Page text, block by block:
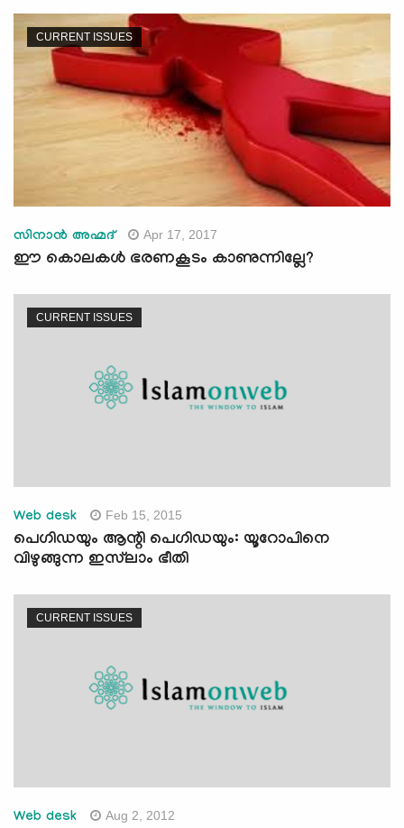
CURRENT ISSUES
സിനാന്‍ അഹ്മദ് Apr 17, 2017
ഈ കൊലകള്‍ ഭരണകൂടം കാണുന്നില്ലേ?
CURRENT ISSUES
Web desk Feb 15, 2015
പെഗിഡയും ആന്റി പെഗിഡയും: യൂറോപിനെ
വിഴുങ്ങുന്ന ഇസ്‍ലാം ഭീതി
CURRENT ISSUES
Web desk Aug 2, 2012